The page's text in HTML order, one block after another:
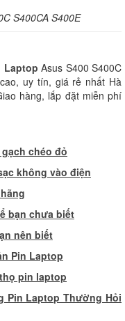
S400CA S400E
Laptop Asus S400 S400C
uy tín, giá rẻ nhất Hà
hàng, lắp đặt miễn phí
chéo đỏ
không vào điện
bạn chưa biết
nên biết
Pin Laptop
pin laptop
Pin Laptop Thường Hỏi